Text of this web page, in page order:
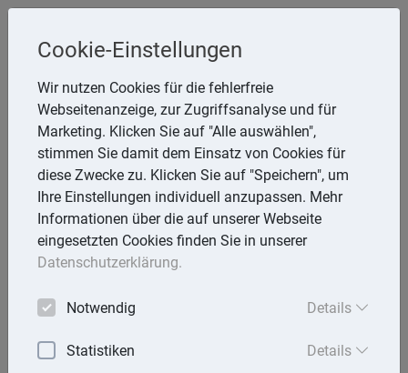
Steuerberaterin
Angela Reining
Aßmannstr. 64, 12587 Berlin
Telefon: 30 577970 -40
E-Mail:reining@steuerberaterinreining.de
Startseite
Cookie-Einstellungen
Wir nutzen Cookies für die fehlerfreie
Webseitenanzeige, zur Zugriffsanalyse und für
Marketing. Klicken Sie auf "Alle auswählen",
stimmen Sie damit dem Einsatz von Cookies für
diese Zwecke zu. Klicken Sie auf "Speichern", um
Ihre Einstellungen individuell anzupassen. Mehr
Informationen über die auf unserer Webseite
eingesetzten Cookies finden Sie in unserer
Datenschutzerklärung.
Notwendig Details
Statistiken Details